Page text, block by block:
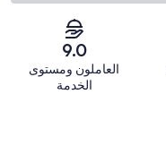
9.0
العاملون ومستوى
الخدمة